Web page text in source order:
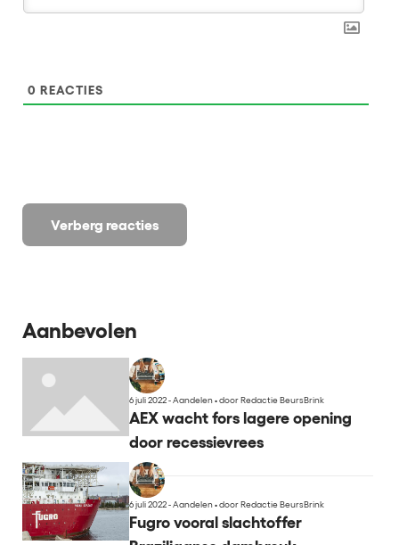
Verberg reacties
0 REACTIES
Aanbevolen
6 juli 2022 - Aandelen•door Redactie BeursBrink
AEX wacht fors lagere opening
door recessievrees
6 juli 2022 - Aandelen•door Redactie BeursBrink
Fugro vooral slachtoffer